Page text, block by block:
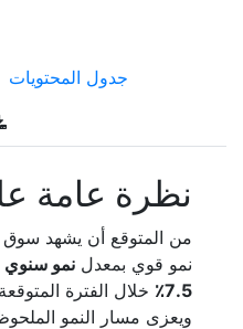
جدول المحتويات
نظرة عامة
من المتوقع أن يشهد سوق
نمو قوي بمعدل
7.5٪
ويعزى مسار النمو